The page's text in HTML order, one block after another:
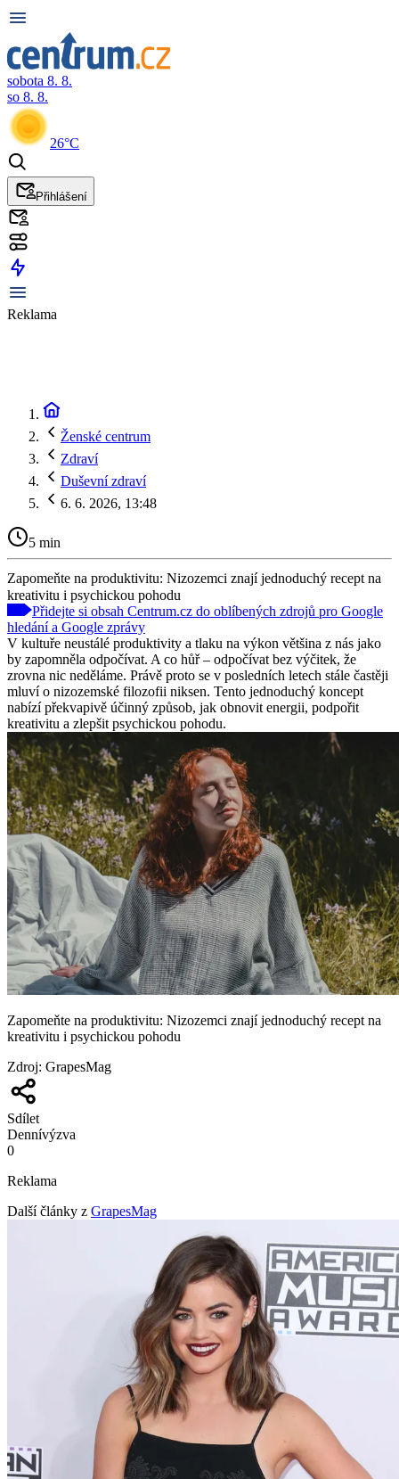
sobota 8. 8.
so 8. 8.
26°C
Přihlášení
Reklama
Ženské centrum
Zdraví
Duševní zdraví
6. 6. 2026, 13:48
5 min
Zapomeňte na produktivitu: Nizozemci znají jednoduchý recept na
kreativitu i psychickou pohodu
Přidejte si obsah Centrum.cz do oblíbených zdrojů pro Google
hledání a Google zprávy
V kultuře neustálé produktivity a tlaku na výkon většina z nás jako
by zapomněla odpočívat. A co hůř – odpočívat bez výčitek, že
zrovna nic neděláme. Právě proto se v posledních letech stále častěji
mluví o nizozemské filozofii niksen. Tento jednoduchý koncept
nabízí překvapivě účinný způsob, jak obnovit energii, podpořit
kreativitu a zlepšit psychickou pohodu.
Zapomeňte na produktivitu: Nizozemci znají jednoduchý recept na
kreativitu i psychickou pohodu
Zdroj: GrapesMag
Sdílet
Dennívýzva
0
Reklama
Další články z GrapesMag